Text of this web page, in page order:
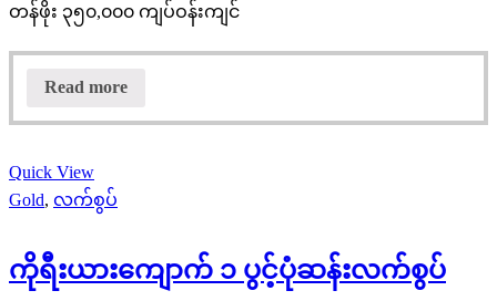
တန်ဖိုး ၃၅၀,၀၀၀ ကျပ်ဝန်းကျင်
Read more
Quick View
Gold, လက်စွပ်
ကိုရီးယားကျောက် ၁ ပွင့်ပုံဆန်းလက်စွပ်